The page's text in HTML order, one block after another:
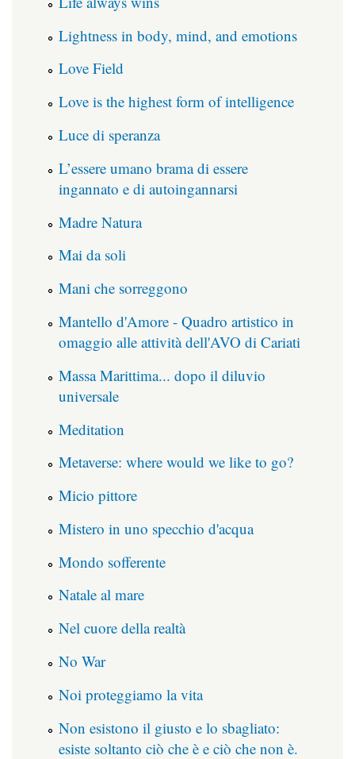
Lightness in body, mind, and emotions
Love Field
Love is the highest form of intelligence
Luce di speranza
L’essere umano brama di essere
ingannato e di autoingannarsi
Madre Natura
Mai da soli
Mani che sorreggono
Mantello d'Amore - Quadro artistico in
omaggio alle attività dell'AVO di Cariati
Massa Marittima... dopo il diluvio
universale
Meditation
Metaverse: where would we like to go?
Micio pittore
Mistero in uno specchio d'acqua
Mondo sofferente
Natale al mare
Nel cuore della realtà
No War
Noi proteggiamo la vita
Non esistono il giusto e lo sbagliato:
esiste soltanto ciò che è e ciò che non è.